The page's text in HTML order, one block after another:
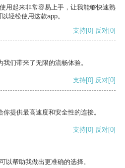
用起来非常容易上手，让我能够快速熟
轻松使用这款app。
支持[0] 反对[0]
们带来了无限的流畅体验。
支持[0] 反对[0]
提供最高速度和安全性的连接。
支持[0] 反对[0]
以帮助我做出更准确的选择。